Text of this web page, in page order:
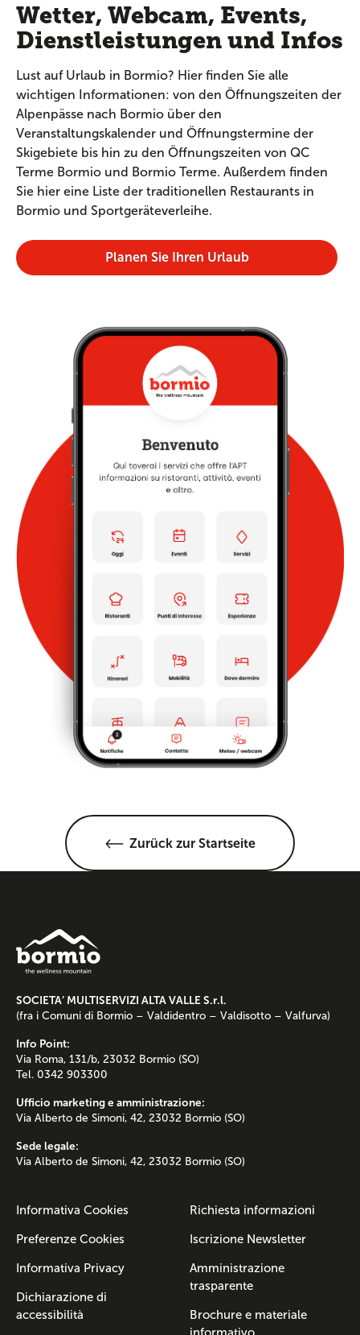
Wetter, Webcam, Events,
Dienstleistungen und Infos
Lust auf Urlaub in Bormio? Hier finden Sie alle
wichtigen Informationen: von den Öffnungszeiten der
Alpenpässe nach Bormio über den
Veranstaltungskalender und Öffnungstermine der
Skigebiete bis hin zu den Öffnungszeiten von QC
Terme Bormio und Bormio Terme. Außerdem finden
Sie hier eine Liste der traditionellen Restaurants in
Bormio und Sportgeräteverleihe.
Planen Sie Ihren Urlaub
Zurück zur Startseite
SOCIETA’ MULTISERVIZI ALTA VALLE S.r.l.
(fra i Comuni di Bormio – Valdidentro – Valdisotto – Valfurva)
Info Point:
Via Roma, 131/b, 23032 Bormio (SO)
Tel. 0342 903300
Ufficio marketing e amministrazione:
Via Alberto de Simoni, 42, 23032 Bormio (SO)
Sede legale:
Via Alberto de Simoni, 42, 23032 Bormio (SO)
Informativa Cookies
Preferenze Cookies
Informativa Privacy
Dichiarazione di
accessibilità
Richiesta informazioni
Iscrizione Newsletter
Amministrazione
trasparente
Brochure e materiale